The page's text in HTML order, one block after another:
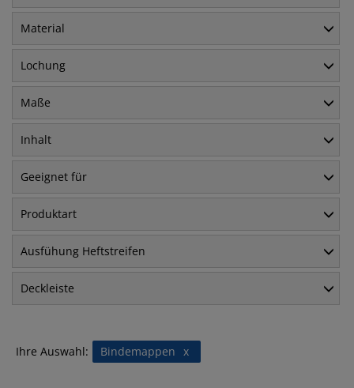
Material
Lochung
Maße
Inhalt
Geeignet für
Produktart
Ausfühung Heftstreifen
Deckleiste
Ihre Auswahl: x
Bindemappen